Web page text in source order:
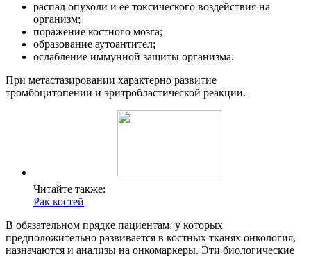
распад опухоли и ее токсического воздействия на
организм;
поражение костного мозга;
образование аутоантител;
ослабление иммунной защиты организма.
При метастазировании характерно развитие
тромбоцитопении и эритробластической реакции.
Читайте также:
Рак костей
В обязательном прядке пациентам, у которых
предположительно развивается в костных тканях онкология,
назначаются и анализы на онкомаркеры. Эти биологические